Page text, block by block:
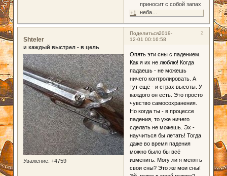
приносит с собой запах
неба…
+1
Поделиться 2
2019-
12-01 00:16:58
Shteler
и каждый выстрел - в цель
Уважение: +4759
Опять эти сны с падением.
Как я их не люблю! Когда
падаешь - не можешь
ничего контролировать. А
тут ещё - и страх высоты. У
каждого он есть. Это просто
чувство самосохранения.
Но когда ты - в процессе
падения, то уже ничего
сделать не можешь. Эх -
научиться бы летать! Тогда
даже во время падения
можно было бы всё
изменить. Могу ли я менять
свои сны? Это же мои сны!